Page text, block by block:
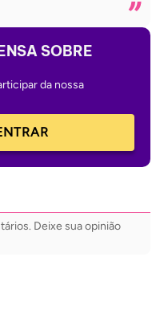
SOBRE
da nossa
Deixe sua opinião